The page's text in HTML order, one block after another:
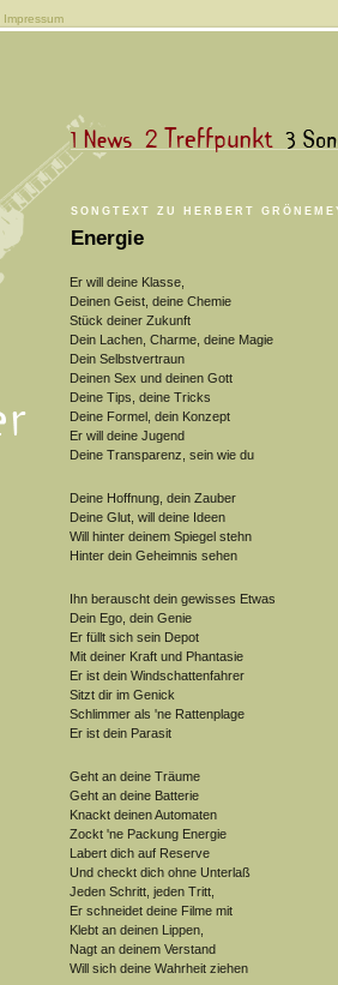
Impressum
SONGTEXT ZU HERBERT
Energie
Er will deine Klasse,
Deinen Geist, deine Chemie
Stück deiner Zukunft
Dein Lachen, Charme, deine Magie
Dein Selbstvertraun
Deinen Sex und deinen Gott
Deine Tips, deine Tricks
Deine Formel, dein Konzept
Er will deine Jugend
Deine Transparenz, sein wie du
Deine Hoffnung, dein Zauber
Deine Glut, will deine Ideen
Will hinter deinem Spiegel stehn
Hinter dein Geheimnis sehen
Ihn berauscht dein gewisses Etwas
Dein Ego, dein Genie
Er füllt sich sein Depot
Mit deiner Kraft und Phantasie
Er ist dein Windschattenfahrer
Sitzt dir im Genick
Schlimmer als 'ne Rattenplage
Er ist dein Parasit
Geht an deine Träume
Geht an deine Batterie
Knackt deinen Automaten
Zockt 'ne Packung Energie
Labert dich auf Reserve
Und checkt dich ohne Unterlaß
Jeden Schritt, jeden Tritt,
Er schneidet deine Filme mit
Klebt an deinen Lippen,
Nagt an deinem Verstand
Will sich deine Wahrheit ziehen